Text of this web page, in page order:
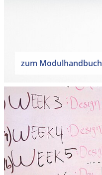
zum Modulhandbuch